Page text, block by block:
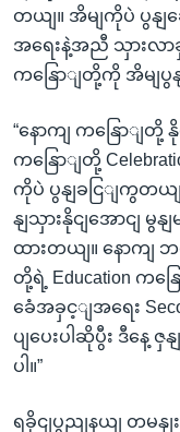
တယျ။ အိမျကိုပဲ ပွနျ
အရေးနဲ့အညီ သှားလာ
ကနြောျတို့ကို အိမျပွန
“နောကျ ကနြောျတို့
ကနြောျတို့
ကိုပဲ ပွနျခငြျကွတယျ။
နျသှားနိုငျအောငျ မွ
ထားတယျ။ နောကျ
တို့ရဲ့ Education ကန
ခေံအခှင့ျအရေး
ပျပေးပါဆိုပွီး ဒီနေ့
ပါ။”
ရခိုငျပွညျနယျ တမန